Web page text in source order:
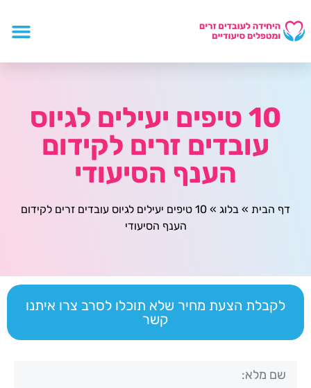
10 טיפים יעילים לגיוס
עובדים זרים לקידום
הענף הסיעודי
דף הבית » בלוג »
10 טיפים יעילים לגיוס עובדים זרים לקידום
הענף הסיעודי
לקבלת הצעת מחיר שלא תוכלו לסרב צרו איתנו
קשר